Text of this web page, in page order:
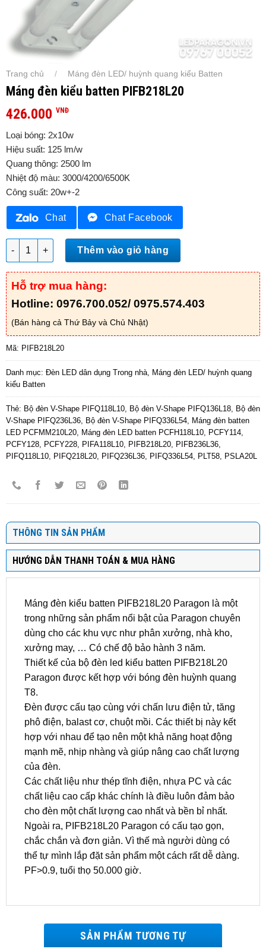
Trang chủ / Máng đèn LED/ huỳnh quang kiểu Batten
Máng đèn kiểu batten PIFB218L20
426.000 VNĐ
Loại bóng: 2x10w
Hiệu suất: 125 lm/w
Quang thông: 2500 lm
Nhiệt độ màu: 3000/4200/6500K
Công suất: 20w+-2
Chat Chat Facebook
Máng đèn kiểu batten PIFB218L20 số lượng
Thêm vào giỏ hàng
Hỗ trợ mua hàng:
Hotline: 0976.700.052/ 0975.574.403
(Bán hàng cả Thứ Bảy và Chủ Nhật)
Mã: PIFB218L20
Danh mục: Đèn LED dân dụng Trong nhà
Máng đèn LED/ huỳnh quang
kiểu Batten
Thẻ: Bộ đèn V-Shape PIFQ118L10 Bộ đèn V-Shape PIFQ136L18
Bộ đèn
V-Shape PIFQ236L36
Bộ đèn V-Shape PIFQ336L54
Máng đèn batten
LED PCFMM210L20
Máng đèn LED batten PCFH118L10 PCFY114
PCFY128
PCFY228 PIFA118L10 PIFB218L20 PIFB236L36
PIFQ118L10
PIFQ218L20 PIFQ236L36 PIFQ336L54 PLT58 PSLA20L
THÔNG TIN SẢN PHẨM
HƯỚNG DẪN THANH TOÁN & MUA HÀNG
Máng đèn kiểu batten PIFB218L20 Paragon là một
trong những sản phẩm nổi bật của Paragon chuyên
dùng cho các khu vực như phân xưởng, nhà kho,
xưởng may, … Có chế độ bảo hành 3 năm.
Thiết kế của bộ đèn led kiểu batten PIFB218L20
Paragon được kết hợp với bóng đèn huỳnh quang
T8.
Đèn được cấu tạo cùng với chấn lưu điện tử, tăng
phô điện, balast cơ, chuột mồi. Các thiết bị này kết
hợp với nhau để tạo nên một khả năng hoạt động
mạnh mẽ, nhịp nhàng và giúp nâng cao chất lượng
của đèn.
Các chất liệu như thép tĩnh điện, nhựa PC và các
chất liệu cao cấp khác chính là điều luôn đảm bảo
cho đèn một chất lượng cao nhất và bền bỉ nhất.
Ngoài ra, PIFB218L20 Paragon có cấu tạo gọn,
chắc chắn và đơn giản. Vì thế mà người dùng có
thể tự mình lắp đặt sản phẩm một cách rất dễ dàng.
PF>0.9, tuổi thọ 50.000 giờ.
SẢN PHẨM TƯƠNG TỰ